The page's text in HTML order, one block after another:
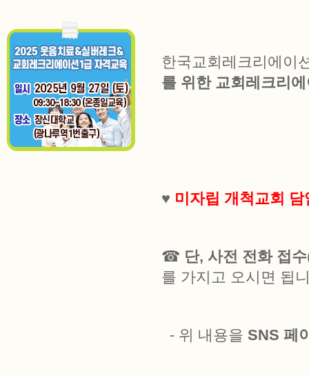
한국교회레크리에이
를 위한 교회레크리
♥ 미자립 개척교회
☎ 단, 사전 전화 접수
를 가지고 오시면 됩
- 위 내용을 SNS 페